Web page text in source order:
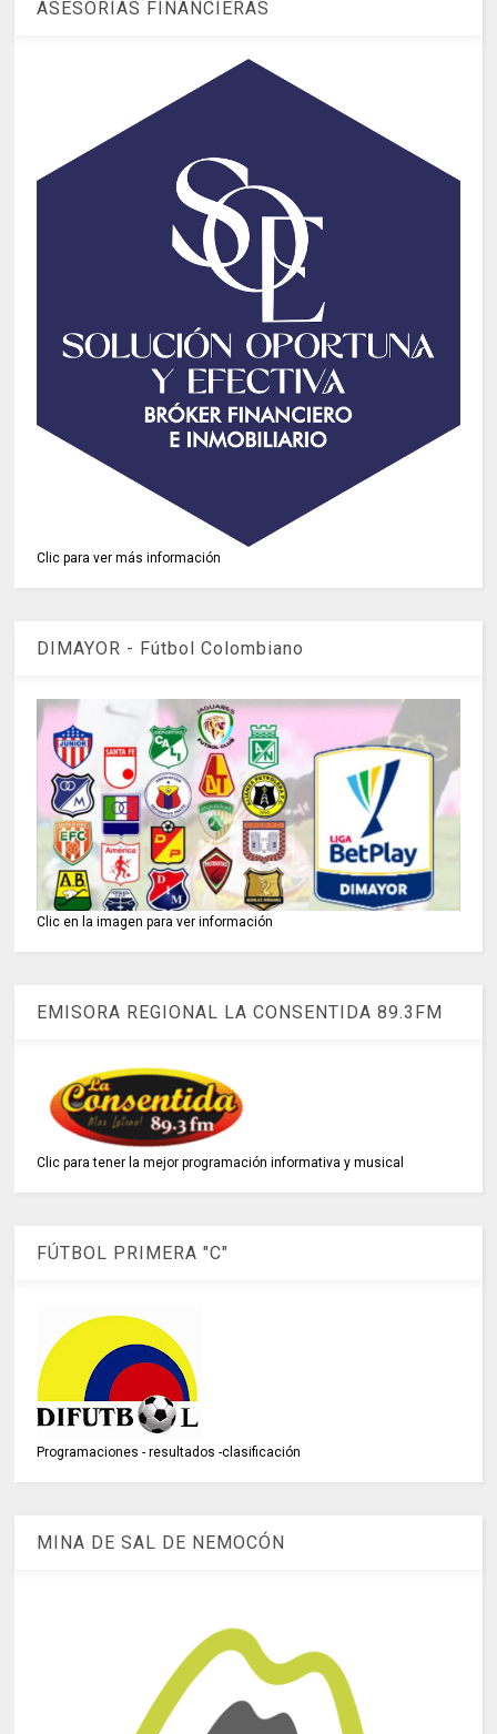
ASESORIAS FINANCIERAS
Clic para ver más información
DIMAYOR - Fútbol Colombiano
Clic en la imagen para ver información
EMISORA REGIONAL LA CONSENTIDA 89.3FM
Clic para tener la mejor programación informativa y musical
FÚTBOL PRIMERA "C"
Programaciones - resultados -clasificación
MINA DE SAL DE NEMOCÓN